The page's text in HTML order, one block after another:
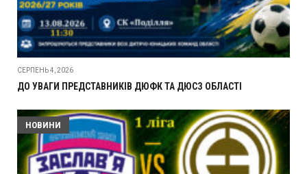
СЕРПЕНЬ 4, 2026
ДО УВАГИ ПРЕДСТАВНИКІВ ДЮФК ТА ДЮСЗ ОБЛАСТІ
НОВИНИ